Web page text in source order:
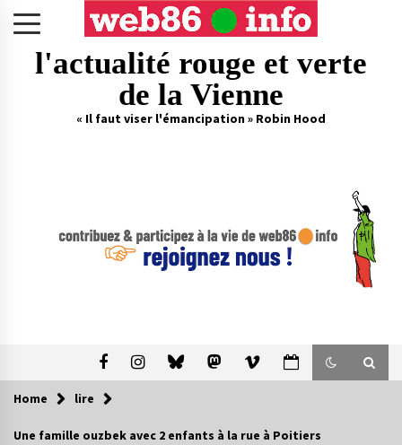
l'actualité rouge et verte
de la Vienne
« Il faut viser l'émancipation » Robin Hood
Home lire
Une famille ouzbek avec 2 enfants à la rue à Poitiers